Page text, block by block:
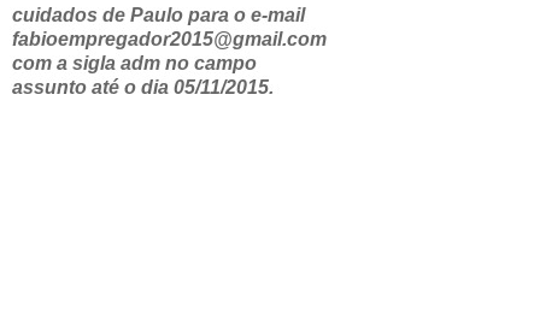
cuidados de Paulo para o e-mail
fabioempregador2015@gmail.com
com a sigla adm no campo
assunto até o dia 05/11/2015.